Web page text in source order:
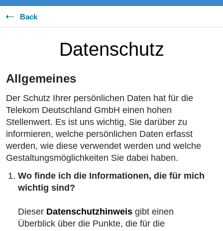
Back
Datenschutz
Allgemeines
Der Schutz Ihrer persönlichen Daten hat für die
Telekom Deutschland GmbH einen hohen
Stellenwert. Es ist uns wichtig, Sie darüber zu
informieren, welche persönlichen Daten erfasst
werden, wie diese verwendet werden und welche
Gestaltungsmöglichkeiten Sie dabei haben.
Wo finde ich die Informationen, die für mich
wichtig sind?
Dieser Datenschutzhinweis gibt einen
Überblick über die Punkte, die für die